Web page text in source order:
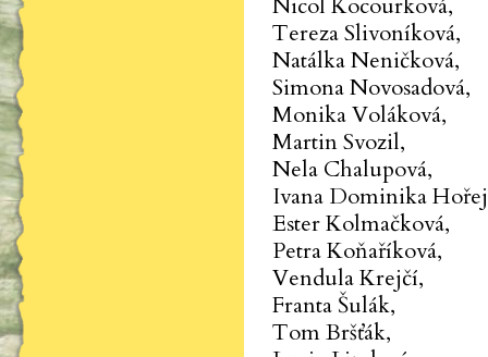
Tereza Slivoníková,
Natálka Neničková,
Simona Novosadová,
Monika Voláková,
Martin Svozil,
Nela Chalupová,
Ivana Dominika
Ester Kolmačková,
Petra Koňaříková,
Vendula Krejčí,
Franta Šulák,
Tom Bršťák,